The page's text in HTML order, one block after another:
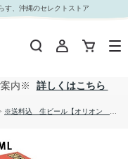
本 】（ケース販売）｜おきなわセ
す、沖縄のセレクトストア
案内※ 詳しくはこちら
※送料込 生ビール【オリオン ザ・プレミアム 350ML×24本 】（ケース販売）